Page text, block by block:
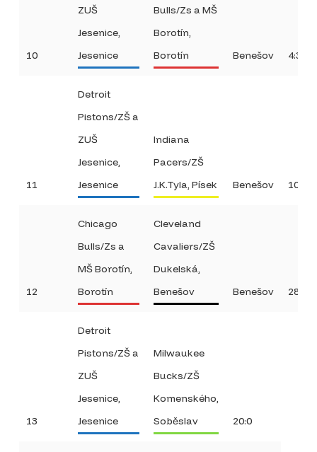
10
ZUŠ
Jesenice,
Jesenice
Bulls/Zs a MŠ
Borotín,
Borotín
Benešov 4:31
11
Detroit
Pistons/ZŠ a
ZUŠ
Jesenice,
Jesenice
Indiana
Pacers/ZŠ
J.K.Tyla, Písek
Benešov 10:42
12
Chicago
Bulls/Zs a
MŠ Borotín,
Borotín
Cleveland
Cavaliers/ZŠ
Dukelská,
Benešov
Benešov 28:12
13
Detroit
Pistons/ZŠ a
ZUŠ
Jesenice,
Jesenice
Milwaukee
Bucks/ZŠ
Komenského,
Soběslav
20:0